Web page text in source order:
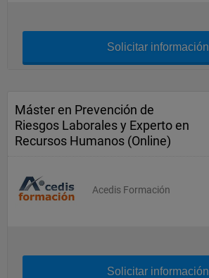
Solicitar información
Máster en Prevención de
Riesgos Laborales y Experto en
Recursos Humanos (Online)
Acedis Formación
Solicitar información